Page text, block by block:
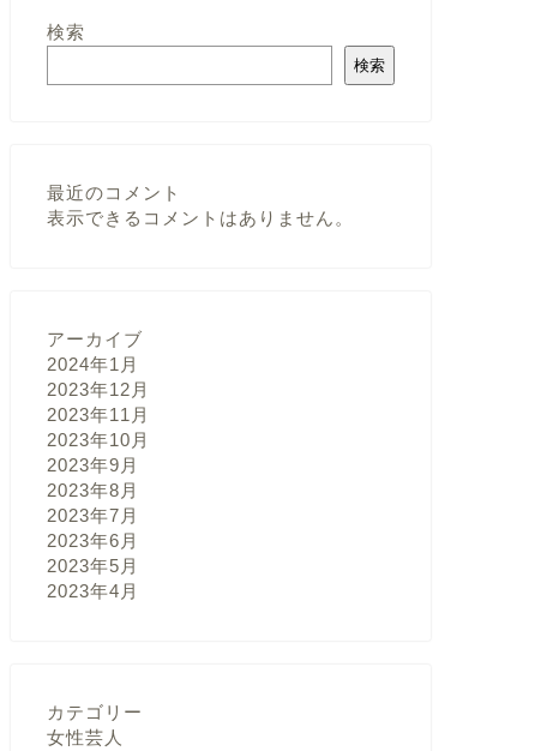
検索
検索
最近のコメント
表示できるコメントはありません。
アーカイブ
2024年1月
2023年12月
2023年11月
2023年10月
2023年9月
2023年8月
2023年7月
2023年6月
2023年5月
2023年4月
カテゴリー
女性芸人